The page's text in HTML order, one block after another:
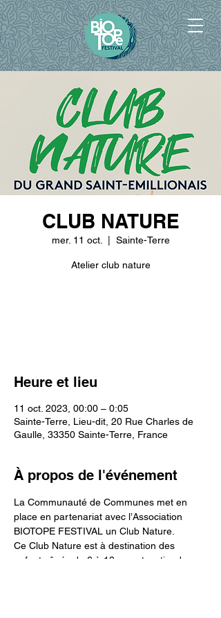
CLUB NATURE
mer. 11 oct. Sainte-Terre
Atelier club nature
Heure et lieu
11 oct. 2023, 00:00 – 0:05
Sainte-Terre, Lieu-dit, 20 Rue Charles de
Gaulle, 33350 Sainte-Terre, France
À propos de l'événement
La Communauté de Communes met en
place en partenariat avec l’Association
BIOTOPE FESTIVAL un Club Nature.
Ce Club Nature est à destination des
enfants âgés de 6 à 12 ans et se tiendra un